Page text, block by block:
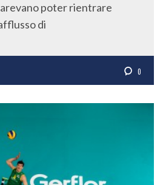
poter rientrare
di
0